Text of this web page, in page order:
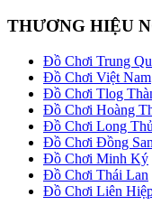
THƯƠNG HIỆU
Đồ Chơi Trung
Đồ Chơi Việt Nam
Đồ Chơi Tlog
Đồ Chơi Hoàng
Đồ Chơi Long
Đồ Chơi Đồng
Đồ Chơi Minh Ký
Đồ Chơi Thái Lan
Đồ Chơi Liên